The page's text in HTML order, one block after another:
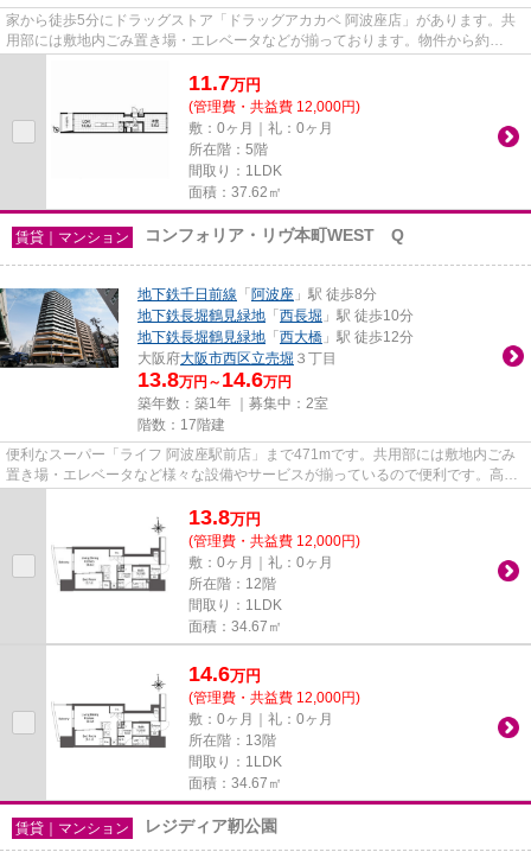
家から徒歩5分にドラッグストア「ドラッグアカカベ 阿波座店」があります。共
用部には敷地内ごみ置き場・エレベータなどが揃っております。物件から約
11.7万円
(管理費・共益費 12,000円)
敷：0ヶ月｜礼：0ヶ月
所在階：5階
間取り：1LDK
面積：37.62㎡
賃貸｜マンション コンフォリア・リヴ本町WEST Q
地下鉄千日前線 「 阿波座 」駅 徒歩8分
地下鉄長堀鶴見緑地 「 西長堀 」駅 徒歩10分
地下鉄長堀鶴見緑地 「 西大橋 」駅 徒歩12分
大阪府大阪市西区立売堀 ３丁目
13.8万円～ 14.6万円
築年数：築1年 ｜募集中： 2室
階数：17階建
便利なスーパー「ライフ 阿波座駅前店」まで471mです。共用部には敷地内ごみ
置き場・エレベータなど様々な設備やサービスが揃っているので便利です。高層
13.8万円
(管理費・共益費 12,000円)
敷：0ヶ月｜礼：0ヶ月
所在階：12階
間取り：1LDK
面積：34.67㎡
14.6万円
(管理費・共益費 12,000円)
敷：0ヶ月｜礼：0ヶ月
所在階：13階
間取り：1LDK
面積：34.67㎡
賃貸｜マンション レジディア靭公園